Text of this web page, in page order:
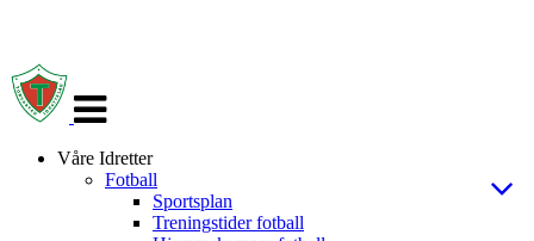
navigasjon
Våre Idretter
Fotball
Sportsplan
Treningstider fotball